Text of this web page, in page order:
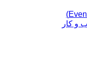
و کار